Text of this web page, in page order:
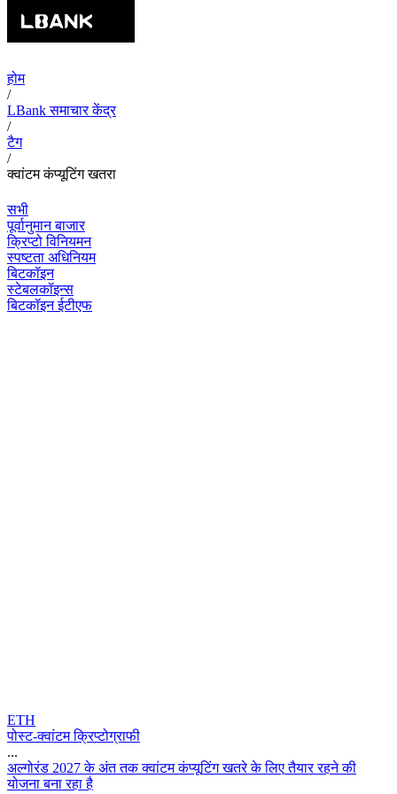
होम
/
LBank समाचार केंद्र
/
टैग
/
क्वांटम कंप्यूटिंग खतरा
सभी
पूर्वानुमान बाजार
क्रिप्टो विनियमन
स्पष्टता अधिनियम
बिटकॉइन
स्टेबलकॉइन्स
बिटकॉइन ईटीएफ
ETH
पोस्ट-क्वांटम क्रिप्टोग्राफी
...
अलगरड 2027 क अत तक कवटम कपयटग खतर क लए तयर रहन क
यजन बन रह ह